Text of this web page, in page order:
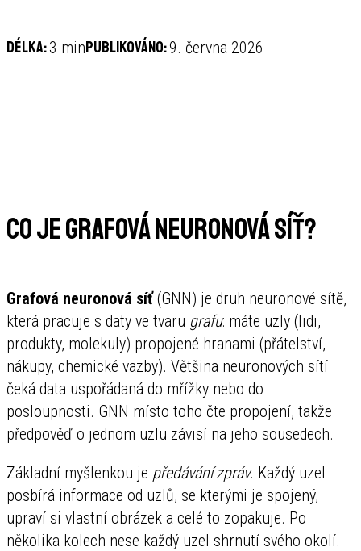
Délka:3 minPublikováno:9. června 2026
Co je grafová neuronová síť?
Grafová neuronová síť(GNN) je druh neuronové sítě,
která pracuje s daty ve tvaru grafu: máte uzly (lidi,
produkty, molekuly) propojené hranami (přátelství,
nákupy, chemické vazby). Většina neuronových sítí
čeká data uspořádaná do mřížky nebo do
posloupnosti. GNN místo toho čte propojení, takže
předpověď o jednom uzlu závisí na jeho sousedech.
Základní myšlenkou je předávání zpráv. Každý uzel
posbírá informace od uzlů, se kterými je spojený,
upraví si vlastní obrázek a celé to zopakuje. Po
několika kolech nese každý uzel shrnutí svého okolí.